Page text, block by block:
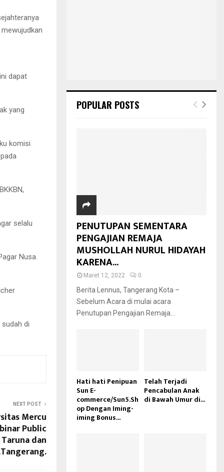
dapat
yang
komisi
selalu
Nusa.
di
NEXT POST
Mercu
Public
dan
POPULAR POSTS
PENUTUPAN SEMENTARA
PENGAJIAN REMAJA
MUSHOLLAH NURUL HIDAYAH
KARENA...
Maret 12, 2022 0
Berita Lennus, Tangerang Kota –
Sebelum Acara di mulai acara
Penutupan Pengajian Remaja...
Hati hati Penipuan
Sun E-
commerce/Sun5.Sh
op Dengan Iming-
iming Bonus...
Telah Terjadi
Pencabulan Anak
di Bawah Umur di...